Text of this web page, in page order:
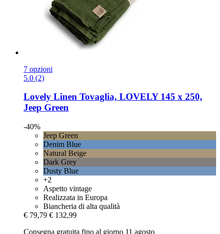
7 opzioni
5.0 (2)
Lovely Linen Tovaglia, LOVELY 145 x 250,
Jeep Green
-40%
Jeep Green
Denim Blue
Natural Beige
Dark Grey
Dusty Blue
+2
Aspetto vintage
Realizzata in Europa
Biancheria di alta qualità
€ 79,79 € 132,99
Consegna gratuita fino al giorno 11 agosto